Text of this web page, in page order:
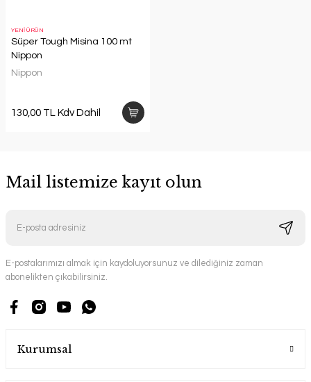
YENİ ÜRÜN
Süper Tough Misina 100 mt
Nippon
Nippon
130,00 TL Kdv Dahil
Mail listemize kayıt olun
E-postalarımızı almak için kaydoluyorsunuz ve dilediğiniz zaman
abonelikten çıkabilirsiniz.
Kurumsal